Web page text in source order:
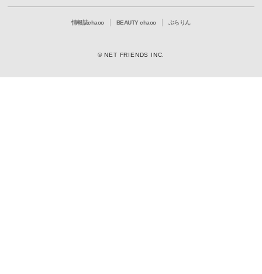
情報誌chaoo BEAUTY chaoo ぶらりん
© NET FRIENDS INC.